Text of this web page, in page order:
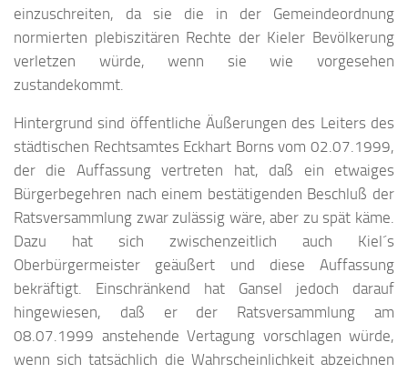
einzuschreiten, da sie die in der Gemeindeordnung
normierten plebiszitären Rechte der Kieler Bevölkerung
verletzen würde, wenn sie wie vorgesehen
zustandekommt.
Hintergrund sind öffentliche Äußerungen des Leiters des
städtischen Rechtsamtes Eckhart Borns vom 02.07.1999,
der die Auffassung vertreten hat, daß ein etwaiges
Bürgerbegehren nach einem bestätigenden Beschluß der
Ratsversammlung zwar zulässig wäre, aber zu spät käme.
Dazu hat sich zwischenzeitlich auch Kiel´s
Oberbürgermeister geäußert und diese Auffassung
bekräftigt. Einschränkend hat Gansel jedoch darauf
hingewiesen, daß er der Ratsversammlung am
08.07.1999 anstehende Vertagung vorschlagen würde,
wenn sich tatsächlich die Wahrscheinlichkeit abzeichnen